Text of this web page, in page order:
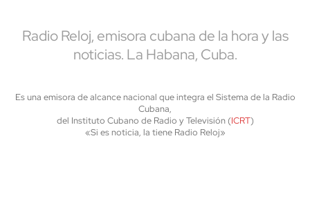
Radio Reloj, emisora cubana de la hora y las
noticias. La Habana, Cuba.
Es una emisora de alcance nacional que integra el Sistema de la Radio
Cubana,
del Instituto Cubano de Radio y Televisión (ICRT)
«Si es noticia, la tiene Radio Reloj»